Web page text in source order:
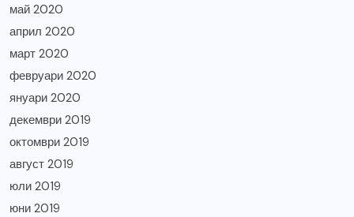
май 2020
април 2020
март 2020
февруари 2020
януари 2020
декември 2019
октомври 2019
август 2019
юли 2019
юни 2019